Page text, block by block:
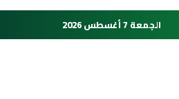
الجمعة 7 أغسطس 2026